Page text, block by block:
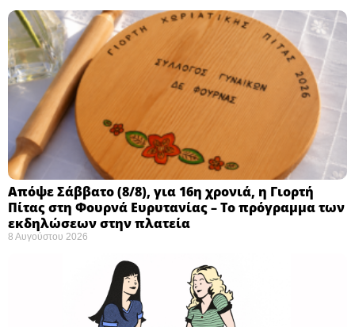
Απόψε Σάββατο (8/8), για 16η χρονιά, η Γιορτή
Πίτας στη Φουρνά Ευρυτανίας – Το πρόγραμμα των
εκδηλώσεων στην πλατεία
8 Αυγούστου 2026